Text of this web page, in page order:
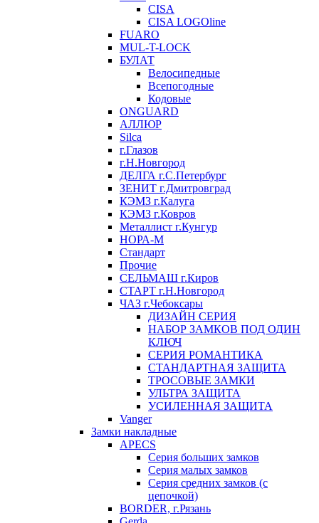
CISA
CISA LOGOline
FUARO
MUL-T-LOCK
БУЛАТ
Велосипедные
Всепогодные
Кодовые
ONGUARD
АЛЛЮР
Silca
г.Глазов
г.Н.Новгород
ДЕЛГА г.С.Петербург
ЗЕНИТ г.Дмитровград
КЭМЗ г.Калуга
КЭМЗ г.Ковров
Металлист г.Кунгур
НОРА-М
Стандарт
Прочие
СЕЛЬМАШ г.Киров
СТАРТ г.Н.Новгород
ЧАЗ г.Чебоксары
ДИЗАЙН СЕРИЯ
НАБОР ЗАМКОВ ПОД ОДИН
КЛЮЧ
СЕРИЯ РОМАНТИКА
СТАНДАРТНАЯ ЗАЩИТА
ТРОСОВЫЕ ЗАМКИ
УЛЬТРА ЗАЩИТА
УСИЛЕННАЯ ЗАЩИТА
Vanger
Замки накладные
APECS
Серия больших замков
Серия малых замков
Серия средних замков (с
цепочкой)
BORDER, г.Рязань